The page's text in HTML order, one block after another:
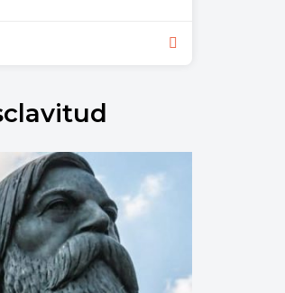
del capitalismo
y los propietarios